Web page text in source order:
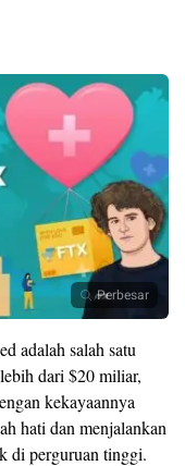
Perbesar
adalah salah satu
dari $20 miliar,
kekayaannya
hati dan menjalankan
di perguruan tinggi.